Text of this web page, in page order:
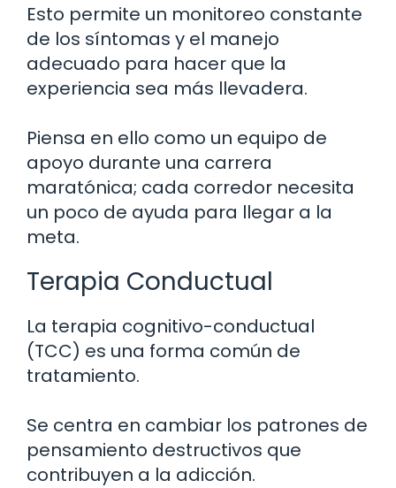
Esto permite un monitoreo constante
de los síntomas y el manejo
adecuado para hacer que la
experiencia sea más llevadera.
Piensa en ello como un equipo de
apoyo durante una carrera
maratónica; cada corredor necesita
un poco de ayuda para llegar a la
meta.
Terapia Conductual
La terapia cognitivo-conductual
(TCC) es una forma común de
tratamiento.
Se centra en cambiar los patrones de
pensamiento destructivos que
contribuyen a la adicción.